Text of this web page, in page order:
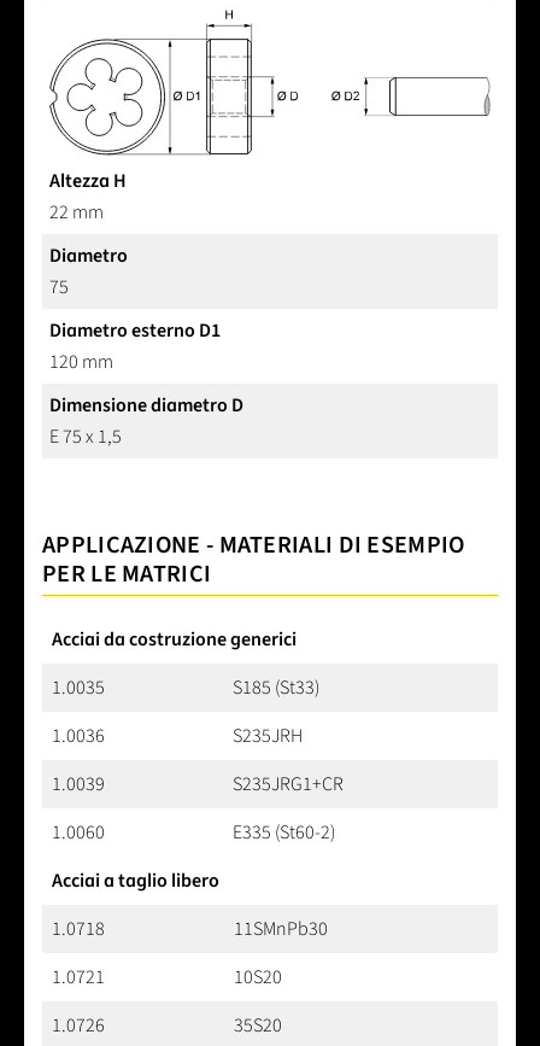
Altezza H
22 mm
Diametro
75
Diametro esterno D1
120 mm
Dimensione diametro D
E 75 x 1,5
APPLICAZIONE - MATERIALI DI ESEMPIO
PER LE MATRICI
Acciai da costruzione generici
1.0035
S185 (St33)
1.0036
S235JRH
1.0039
S235JRG1+CR
1.0060
E335 (St60-2)
Acciai a taglio libero
1.0718
11SMnPb30
1.0721
10S20
1.0726
35S20